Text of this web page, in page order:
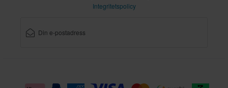
Integritetspolicy